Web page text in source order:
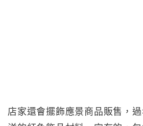
店家還會擺飾應景商品販售，